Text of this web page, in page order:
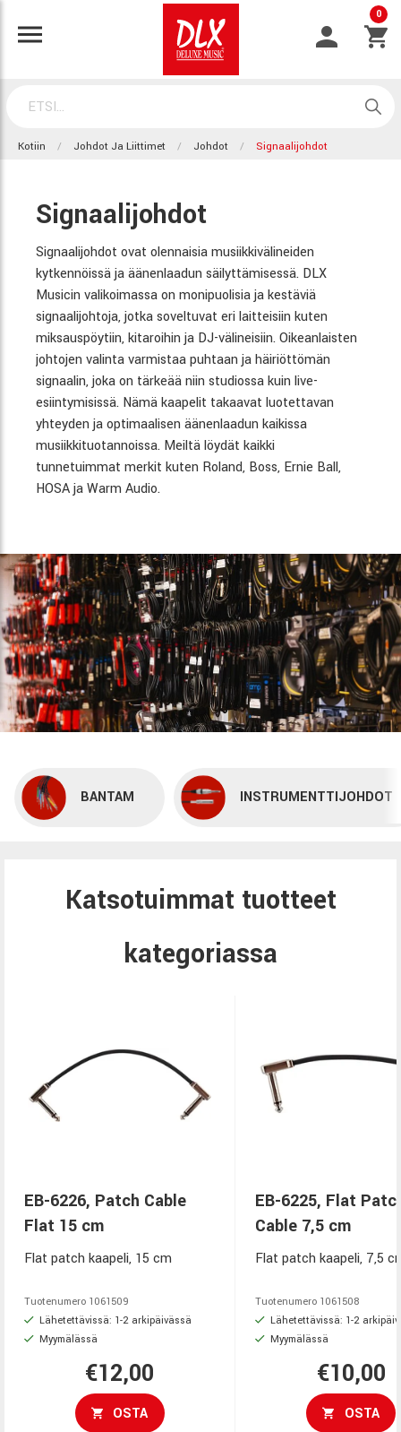
0
Kotiin Johdot Ja Liittimet Johdot Signaalijohdot
Signaalijohdot
Signaalijohdot ovat olennaisia musiikkivälineiden
kytkennöissä ja äänenlaadun säilyttämisessä. DLX
Musicin valikoimassa on monipuolisia ja kestäviä
signaalijohtoja, jotka soveltuvat eri laitteisiin kuten
miksauspöytiin, kitaroihin ja DJ-välineisiin. Oikeanlaisten
johtojen valinta varmistaa puhtaan ja häiriöttömän
signaalin, joka on tärkeää niin studiossa kuin live-
esiintymisissä. Nämä kaapelit takaavat luotettavan
yhteyden ja optimaalisen äänenlaadun kaikissa
musiikkituotannoissa. Meiltä löydät kaikki
tunnetuimmat merkit kuten Roland, Boss, Ernie Ball,
HOSA ja Warm Audio.
BANTAM INSTRUMENTTIJOHDOT
Katsotuimmat tuotteet
kategoriassa
EB-6226, Patch Cable
Flat 15 cm
Flat patch kaapeli, 15 cm
Tuotenumero 1061509
Lähetettävissä: 1-2 arkipäivässä
Myymälässä
€12,00
OSTA
EB-6225, Flat
Cable 7,5 cm
Flat patch kaapeli, 7,5
Tuotenumero 1061508
Lähetettävissä: 1-2
Myymälässä
€10,00
OSTA